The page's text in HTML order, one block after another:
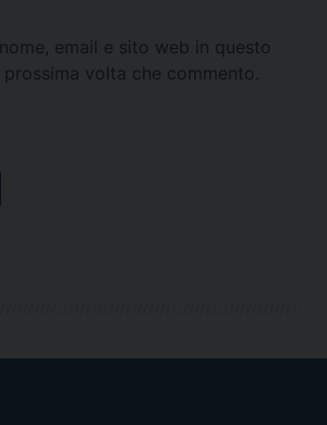
email e sito web in questo
volta che commento.